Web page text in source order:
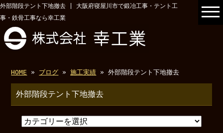
外部階段テント下地撤去 | 大阪府寝屋川市で鍛冶工事・テント工
事・鉄骨工事なら幸工業
HOME » ブログ »施工実績 » 外部階段テント下地撤去
外部階段テント下地撤去